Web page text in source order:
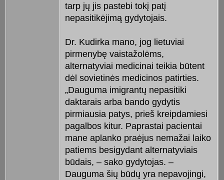
tarp jų jis pastebi tokį patį
nepasitikėjimą gydytojais.
Dr. Kudirka mano, jog lietuviai
pirmenybę vaistažolėms,
alternatyviai medicinai teikia būtent
dėl sovietinės medicinos patirties.
„Dauguma imigrantų nepasitiki
daktarais arba bando gydytis
pirmiausia patys, prieš kreipdamiesi
pagalbos kitur. Paprastai pacientai
mane aplanko praėjus nemažai laiko
patiems besigydant alternatyviais
būdais, – sako gydytojas. –
Dauguma šių būdų yra nepavojingi,